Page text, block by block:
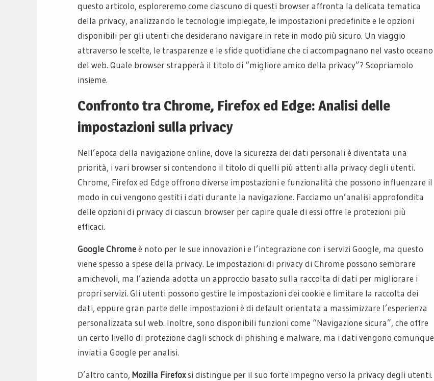
questo articolo, esploreremo come ciascuno di questi browser affronta la delicata tematica
della privacy, analizzando le tecnologie impiegate, le impostazioni predefinite e le opzioni
disponibili per gli utenti che desiderano navigare in rete in modo più sicuro. Un viaggio
attraverso le scelte, le trasparenze e le sfide quotidiane che ci accompagnano nel vasto oceano
del web. Quale browser strapperà il titolo di “migliore amico della privacy”? Scopriamolo
insieme.
Confronto tra Chrome, Firefox ed Edge: Analisi delle
impostazioni sulla privacy
Nell’epoca della navigazione online, dove la sicurezza dei dati personali è diventata una
priorità, i vari browser si contendono il titolo di quelli più attenti alla privacy degli utenti.
Chrome, Firefox ed Edge offrono diverse impostazioni e funzionalità che possono influenzare il
modo in cui vengono gestiti i dati durante la navigazione. Facciamo un’analisi approfondita
delle opzioni di privacy di ciascun browser per capire quale di essi offre le protezioni più
efficaci.
Google Chromeè noto per le sue innovazioni e l’integrazione con i servizi Google, ma questo
viene spesso a spese della privacy. Le impostazioni di privacy di Chrome possono sembrare
amichevoli, ma l’azienda adotta un approccio basato sulla raccolta di dati per migliorare i
propri servizi. Gli utenti possono gestire le impostazioni dei cookie e limitare la raccolta dei
dati, eppure gran parte delle impostazioni è di default orientata a massimizzare l’esperienza
personalizzata sul web. Inoltre, sono disponibili funzioni come “Navigazione sicura”, che offre
un certo livello di protezione dagli schock di phishing e malware, ma i dati vengono comunque
inviati a Google per analisi.
D’altro canto, Mozilla Firefoxsi distingue per il suo forte impegno verso la privacy degli utenti.